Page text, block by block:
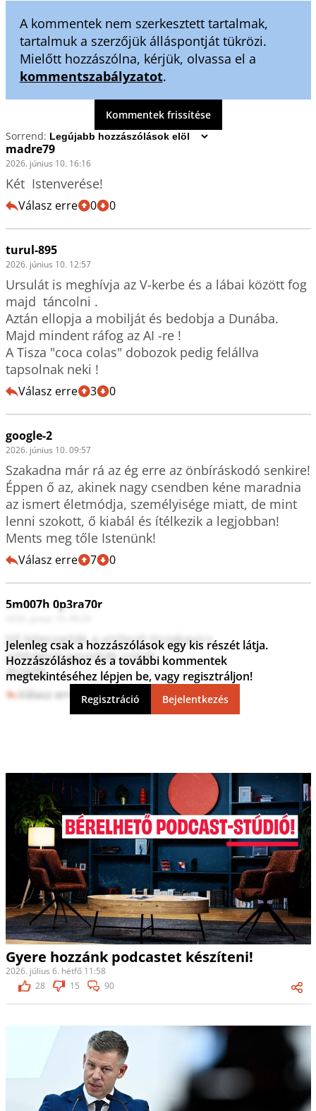
A kommentek nem szerkesztett tartalmak,
tartalmuk a szerzőjük álláspontját tükrözi.
Mielőtt hozzászólna, kérjük, olvassa el a
kommentszabályzatot.
Kommentek frissítése
Sorrend:
madre79
2026. június 10. 16:16
Két  Istenverése!
Válasz erre 0 0
turul-895
2026. június 10. 12:57
Ursulát is meghívja az V-kerbe és a lábai között fog
majd  táncolni .
Aztán ellopja a mobilját és bedobja a Dunába.
Majd mindent ráfog az AI -re !
A Tisza "coca colas" dobozok pedig felállva
tapsolnak neki !
Válasz erre 3 0
google-2
2026. június 10. 09:57
Szakadna már rá az ég erre az önbíráskodó senkire!
Éppen ő az, akinek nagy csendben kéne maradnia
az ismert életmódja, személyisége miatt, de mint
lenni szokott, ő kiabál és ítélkezik a legjobban!
Ments meg tőle Istenünk!
Válasz erre 7 0
5m007h 0p3ra70r
Jól teleszarták a visítozó tiszakavics
jobbágymagyarkák száját.
😍😘🥰
Válasz erre 5 1
Jelenleg csak a hozzászólások egy kis részét látja.
Hozzászóláshoz és a további kommentek
megtekintéséhez lépjen be, vagy regisztráljon!
Regisztráció Bejelentkezés
Gyere hozzánk podcastet készíteni!
2026. július 6. hétfő 11:58
28
15 90